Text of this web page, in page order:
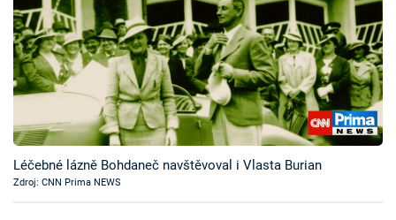
TV Program
Časopis
Sledujte prima+
Přihlášení
Léčebné lázně Bohdaneč navštěvoval i Vlasta Burian
Zdroj: CNN Prima NEWS